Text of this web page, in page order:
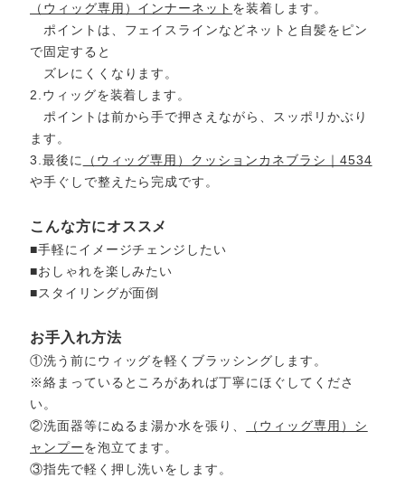
（ウィッグ専用）インナーネット を装着します。
ポイントは、フェイスラインなどネットと自髪をピン
で固定すると
ズレにくくなります。
2.ウィッグを装着します。
ポイントは前から手で押さえながら、スッポリかぶり
ます。
3.最後に
（ウィッグ専用）クッションカネブラシ｜4534
や手ぐしで整えたら完成です。
こんな方にオススメ
■手軽にイメージチェンジしたい
■おしゃれを楽しみたい
■スタイリングが面倒
お手入れ方法
①洗う前にウィッグを軽くブラッシングします。
※絡まっているところがあれば丁寧にほぐしてくださ
い。
②洗面器等にぬるま湯か水を張り、
（ウィッグ専用）シ
ャンプーを泡立てます。
③指先で軽く押し洗いをします。